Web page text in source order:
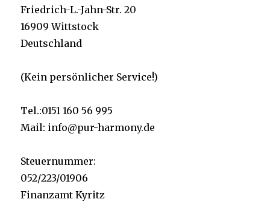
Friedrich-L.-Jahn-Str. 20
16909 Wittstock
Deutschland
(Kein persönlicher Service!)
Tel.:0151 160 56 995
Mail: info@pur-harmony.de
Steuernummer:
052/223/01906
Finanzamt Kyritz